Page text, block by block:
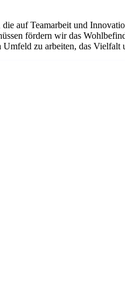
auf Teamarbeit und
fördern wir das
zu arbeiten, das Vielfalt